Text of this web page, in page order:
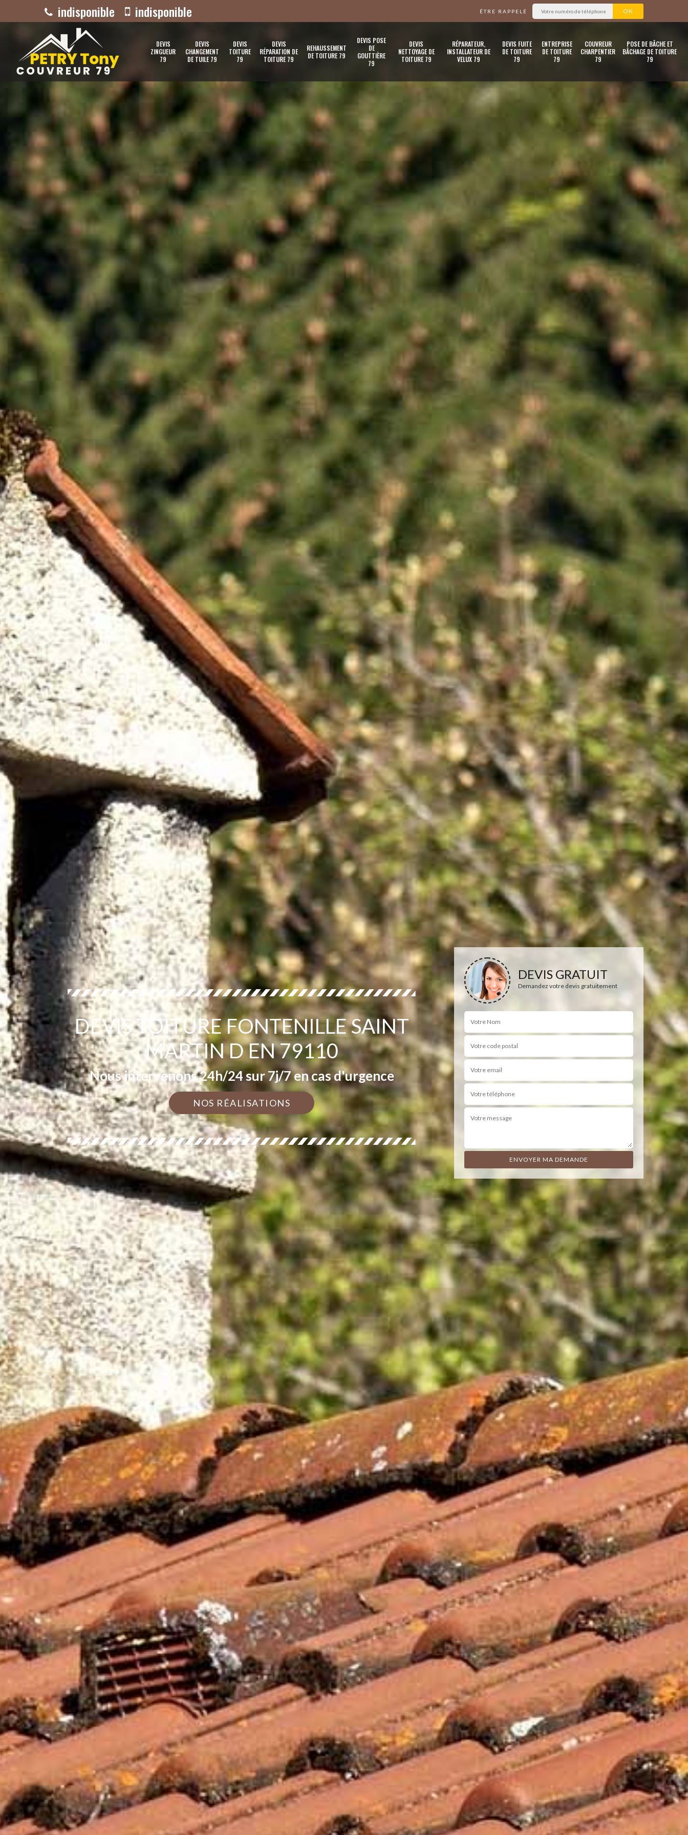
indisponible indisponible ÊTRE RAPPELÉ
DEVIS
ZINGUEUR
79
DEVIS
CHANGEMENT
DE TUILE 79
DEVIS
TOITURE
79
DEVIS
RÉPARATION DE
TOITURE 79
REHAUSSEMENT
DE TOITURE 79
DEVIS POSE
DE
GOUTTIÈRE
79
DEVIS
NETTOYAGE DE
TOITURE 79
RÉPARATEUR,
INSTALLATEUR DE
VELUX 79
DEVIS FUITE
DE TOITURE
79
ENTREPRISE
DE TOITURE
79
COUVREUR
CHARPENTIER
79
POSE DE BÂCHE ET
BÂCHAGE DE TOITURE
79
DEVIS TOITURE FONTENILLE SAINT
MARTIN D EN 79110
Nous intervenons 24h/24 sur 7j/7 en cas d'urgence
NOS RÉALISATIONS
DEVIS GRATUIT
Demandez votre devis gratuitement